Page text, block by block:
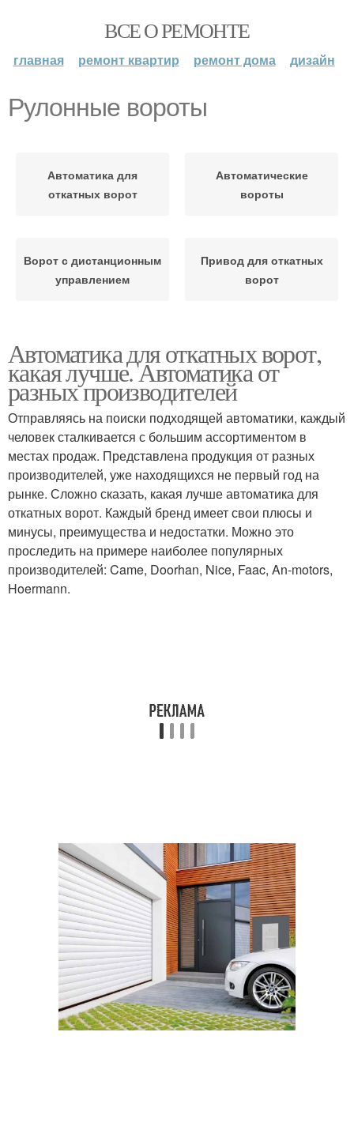
ВСЕ О РЕМОНТЕ
главная ремонт квартир ремонт дома дизайн
Рулонные вороты
Автоматика для
откатных ворот
Автоматические
вороты
Ворот с дистанционным
управлением
Привод для откатных
ворот
Автоматика для откатных ворот,
какая лучше. Автоматика от
разных производителей
Отправляясь на поиски подходящей автоматики, каждый
человек сталкивается с большим ассортиментом в
местах продаж. Представлена продукция от разных
производителей, уже находящихся не первый год на
рынке. Сложно сказать, какая лучше автоматика для
откатных ворот. Каждый бренд имеет свои плюсы и
минусы, преимущества и недостатки. Можно это
проследить на примере наиболее популярных
производителей: Came, Doorhan, Nice, Faac, An-motors,
Hoermann.